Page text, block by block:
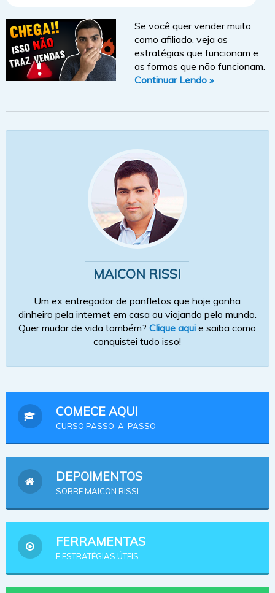
Se você quer vender muito
como afiliado, veja as
estratégias que funcionam e
as formas que não funcionam.
Continuar Lendo »
MAICON RISSI
Um ex entregador de panfletos que hoje ganha
dinheiro pela internet em casa ou viajando pelo mundo.
Quer mudar de vida também?Clique aqui e saiba como
conquistei tudo isso!
COMECE AQUI
CURSO PASSO-A-PASSO
DEPOIMENTOS
SOBRE MAICON RISSI
FERRAMENTAS
E ESTRATÉGIAS ÚTEIS